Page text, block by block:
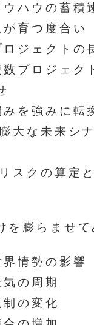
ハウの蓄積
育つ度合い
ジェクトの
プロジェク
を強みに転
大な未来シ
スクの算定
を膨らませて
情勢の影響
の周期
の変化